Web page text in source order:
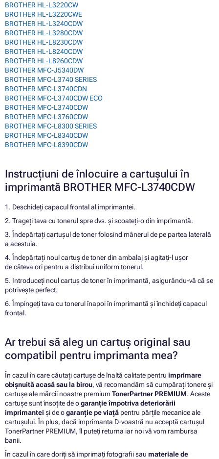
BROTHER HL-L3220CW
BROTHER HL-L3220CWE
BROTHER HL-L3240CDW
BROTHER HL-L3280CDW
BROTHER HL-L8230CDW
BROTHER HL-L8240CDW
BROTHER HL-L8260CDW
BROTHER MFC-J5340DW
BROTHER MFC-L3740 SERIES
BROTHER MFC-L3740CDN
BROTHER MFC-L3740CDW ECO
BROTHER MFC-L3740CDW
BROTHER MFC-L3760CDW
BROTHER MFC-L8300 SERIES
BROTHER MFC-L8340CDW
BROTHER MFC-L8390CDW
Instrucțiuni de înlocuire a cartușului în
imprimantă BROTHER MFC-L3740CDW
1. Deschideți capacul frontal al imprimantei.
2. Trageți tava cu tonerul spre dvs. și scoateți-o din imprimantă.
3. Îndepărtați cartușul de toner folosind mânerul de pe partea laterală
a acestuia.
4. Îndepărtați noul cartuș de toner din ambalaj și agitați-l ușor
de câteva ori pentru a distribui uniform tonerul.
5. Introduceți noul cartuș de toner în imprimantă, asigurându-vă că se
potrivește perfect.
6. Împingeți tava cu tonerul înapoi în imprimantă și închideți capacul
frontal.
Ar trebui să aleg un cartuș original sau
compatibil pentru imprimanta mea?
În cazul în care căutați cartușe de înaltă calitate pentru imprimare
obișnuită acasă sau la birou, vă recomandăm să cumpărați tonere și
cartușe ale mărcii noastre premiumTonerPartner PREMIUM. Aceste
cartușe sunt însoțite de ogaranție împotriva deteriorării
imprimantei și de ogaranție pe viață pentru părțile mecanice ale
cartușului. În plus, dacă imprimanta D-voastră nu acceptă cartușul
TonerPartner PREMIUM, îl puteți returna iar noi vă vom rambursa
banii.
În cazul în care doriți să imprimați fotografii sau materiale de